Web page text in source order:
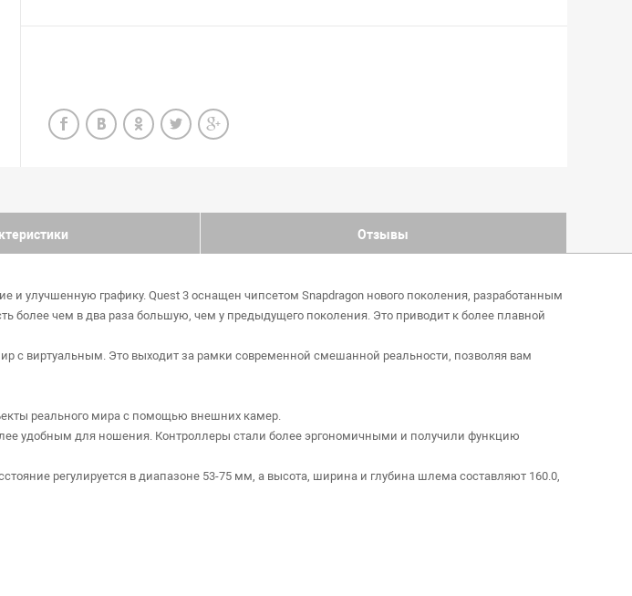
Отзывы
и улучшенную графику. Quest 3 оснащен чипсетом Snapdragon нового поколения, разработанным
более чем в два раза большую, чем у предыдущего поколения. Это приводит к более плавной
с виртуальным. Это выходит за рамки современной смешанной реальности, позволяя вам
реального мира с помощью внешних камер.
удобным для ношения. Контроллеры стали более эргономичными и получили функцию
регулируется в диапазоне 53-75 мм, а высота, ширина и глубина шлема составляют 160.0,